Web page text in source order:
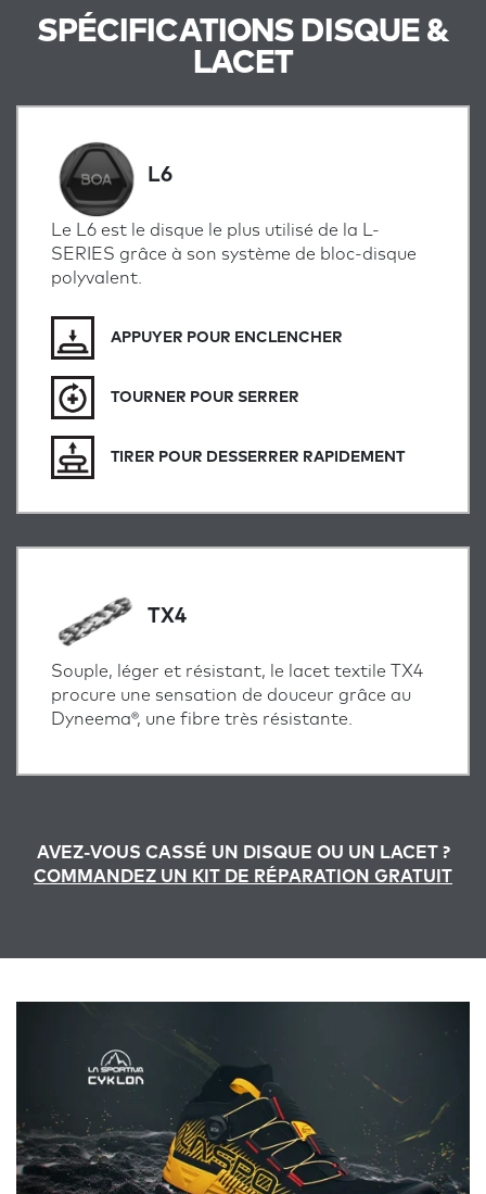
SPÉCIFICATIONS DISQUE &
LACET
L6
Le L6 est le disque le plus utilisé de la L-
SERIES grâce à son système de bloc-disque
polyvalent.
APPUYER POUR ENCLENCHER
TOURNER POUR SERRER
TIRER POUR DESSERRER RAPIDEMENT
TX4
Souple, léger et résistant, le lacet textile TX4
procure une sensation de douceur grâce au
Dyneema®, une fibre très résistante.
AVEZ-VOUS CASSÉ UN DISQUE OU UN LACET ?
COMMANDEZ UN KIT DE RÉPARATION GRATUIT